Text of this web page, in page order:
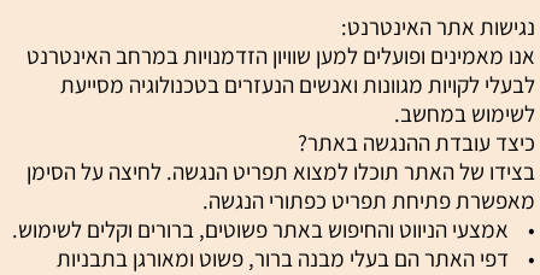
נגישות אתר האינטרנט:
אנו מאמינים ופועלים למען שוויון הזדמנויות במרחב האינטרנט
לבעלי לקויות מגוונות ואנשים הנעזרים בטכנולוגיה מסייעת
לשימוש במחשב.
כיצד עובדת ההנגשה באתר?
בצידו של האתר תוכלו למצוא תפריט הנגשה. לחיצה על הסימן
מאפשרת פתיחת תפריט כפתורי הנגשה.
• אמצעי הניווט והחיפוש באתר פשוטים, ברורים וקלים לשימוש.
• דפי האתר הם בעלי מבנה ברור, פשוט ומאורגן בתבניות